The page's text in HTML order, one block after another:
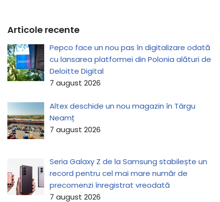
Articole recente
Pepco face un nou pas în digitalizare odată
cu lansarea platformei din Polonia alături de
Deloitte Digital
7 august 2026
Altex deschide un nou magazin în Târgu
Neamț
7 august 2026
Seria Galaxy Z de la Samsung stabilește un
record pentru cel mai mare număr de
precomenzi înregistrat vreodată
7 august 2026